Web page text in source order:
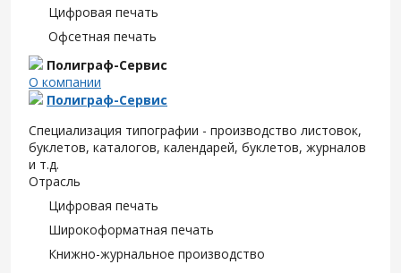
Цифровая печать
Офсетная печать
Полиграф-Сервис
О компании
Полиграф-Сервис
Специализация типографии - производство листовок,
буклетов, каталогов, календарей, буклетов, журналов
и т.д.
Отрасль
Цифровая печать
Широкоформатная печать
Книжно-журнальное производство